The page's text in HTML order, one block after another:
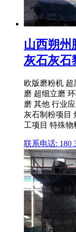
山西朔州
灰石灰石
欧版磨粉机
磨 超细立磨
磨 其他 行业
灰石制粉项目
工项目 特殊
联系电话: 180